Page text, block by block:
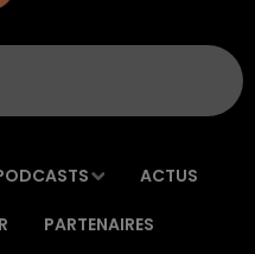
ACTUS
PARTENAIRES